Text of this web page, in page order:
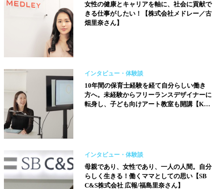
女性の健康とキャリアを軸に、社会に貢献で
きる仕事がしたい！【株式会社メドレー／古
畑里奈さん】
インタビュー・体験談
10年間の保育士経験を経て自分らしい働き
方へ。未経験からフリーランスデザイナーに
転身し、子ども向けアート教室も開講【Kids
インタビュー・体験談
母親であり、女性であり、一人の人間。自分
らしく生きる！働くママとしての思い【SB
C&S株式会社 広報/福島里奈さん】